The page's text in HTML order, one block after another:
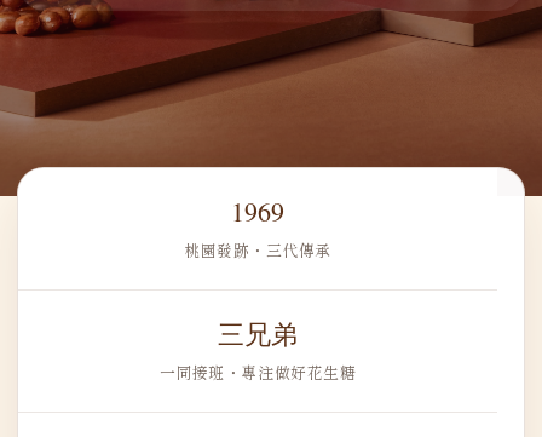
1969
桃園發跡・三代傳承
三兄弟
一同接班・專注做好花生糖